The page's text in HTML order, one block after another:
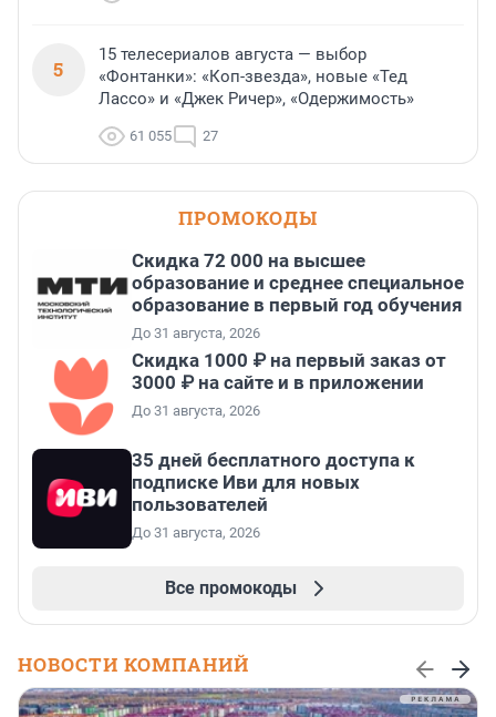
5
15 телесериалов августа — выбор
«Фонтанки»: «Коп-звезда», новые «Тед
Лассо» и «Джек Ричер», «Одержимость»
61 055 27
ПРОМОКОДЫ
Скидка 72 000 на высшее
образование и среднее специальное
образование в первый год обучения
До 31 августа, 2026
Скидка 1000 ₽ на первый заказ от
3000 ₽ на сайте и в приложении
До 31 августа, 2026
35 дней бесплатного доступа к
подписке Иви для новых
пользователей
До 31 августа, 2026
Все промокоды
НОВОСТИ КОМПАНИЙ